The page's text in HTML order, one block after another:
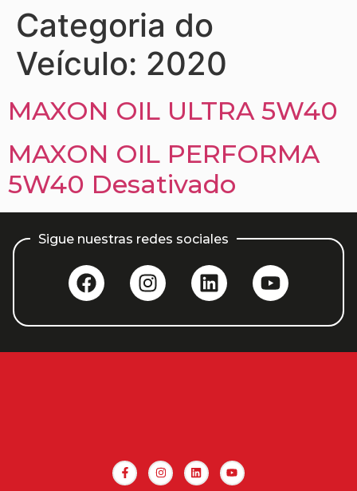
Categoria do
Veículo: 2020
MAXON OIL ULTRA 5W40
MAXON OIL PERFORMA
5W40 Desativado
Sigue nuestras redes sociales